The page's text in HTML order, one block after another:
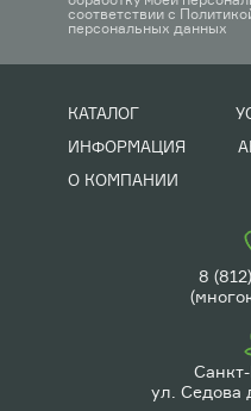
соответствии с
персональных данных
КАТАЛОГ
ИНФОРМАЦИЯ
О КОМПАНИИ
8
ул. Седова